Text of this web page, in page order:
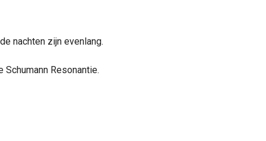
nachten zijn evenlang.
Resonantie.